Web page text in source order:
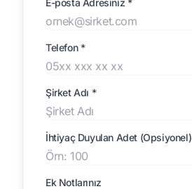
Telefon *
Şirket Adı *
İhtiyaç Duyulan Adet (Opsiyonel)
Ek Notlarınız